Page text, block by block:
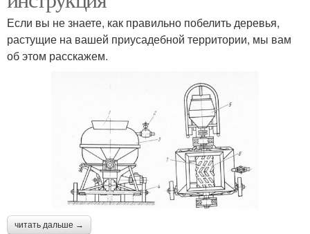
Если вы не знаете, как правильно побелить деревья,
растущие на вашей приусадебной территории, мы вам
об этом расскажем.
читать дальше →